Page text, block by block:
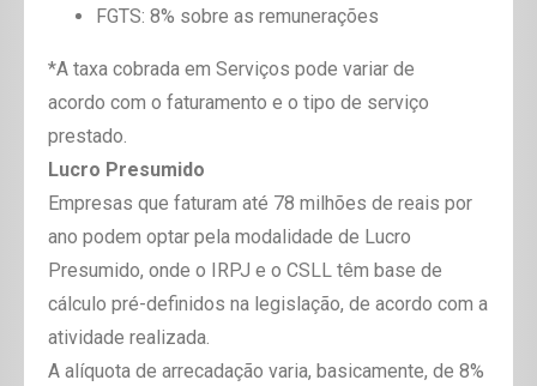
FGTS: 8% sobre as remunerações
*A taxa cobrada em Serviços pode variar de
acordo com o faturamento e o tipo de serviço
prestado.
Lucro Presumido
Empresas que faturam até 78 milhões de reais por
ano podem optar pela modalidade de Lucro
Presumido, onde o IRPJ e o CSLL têm base de
cálculo pré-definidos na legislação, de acordo com a
atividade realizada.
A alíquota de arrecadação varia, basicamente, de 8%